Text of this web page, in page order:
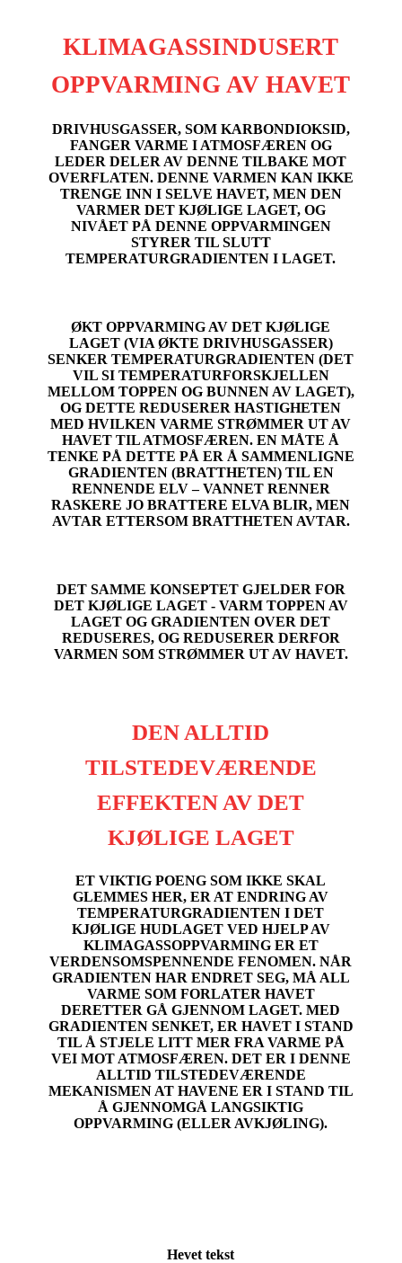
KLIMAGASSINDUSERT
OPPVARMING AV HAVET
DRIVHUSGASSER, SOM KARBONDIOKSID,
FANGER VARME I ATMOSFÆREN OG
LEDER DELER AV DENNE TILBAKE MOT
OVERFLATEN. DENNE VARMEN KAN IKKE
TRENGE INN I SELVE HAVET, MEN DEN
VARMER DET KJØLIGE LAGET, OG
NIVÅET PÅ DENNE OPPVARMINGEN
STYRER TIL SLUTT
TEMPERATURGRADIENTEN I LAGET.
ØKT OPPVARMING AV DET KJØLIGE
LAGET (VIA ØKTE DRIVHUSGASSER)
SENKER TEMPERATURGRADIENTEN (DET
VIL SI TEMPERATURFORSKJELLEN
MELLOM TOPPEN OG BUNNEN AV LAGET),
OG DETTE REDUSERER HASTIGHETEN
MED HVILKEN VARME STRØMMER UT AV
HAVET TIL ATMOSFÆREN. EN MÅTE Å
TENKE PÅ DETTE PÅ ER Å SAMMENLIGNE
GRADIENTEN (BRATTHETEN) TIL EN
RENNENDE ELV – VANNET RENNER
RASKERE JO BRATTERE ELVA BLIR, MEN
AVTAR ETTERSOM BRATTHETEN AVTAR.
DET SAMME KONSEPTET GJELDER FOR
DET KJØLIGE LAGET - VARM TOPPEN AV
LAGET OG GRADIENTEN OVER DET
REDUSERES, OG REDUSERER DERFOR
VARMEN SOM STRØMMER UT AV HAVET.
DEN ALLTID
TILSTEDEVÆRENDE
EFFEKTEN AV DET
KJØLIGE LAGET
ET VIKTIG POENG SOM IKKE SKAL
GLEMMES HER, ER AT ENDRING AV
TEMPERATURGRADIENTEN I DET
KJØLIGE HUDLAGET VED HJELP AV
KLIMAGASSOPPVARMING ER ET
VERDENSOMSPENNENDE FENOMEN. NÅR
GRADIENTEN HAR ENDRET SEG, MÅ ALL
VARME SOM FORLATER HAVET
DERETTER GÅ GJENNOM LAGET. MED
GRADIENTEN SENKET, ER HAVET I STAND
TIL Å STJELE LITT MER FRA VARME PÅ
VEI MOT ATMOSFÆREN. DET ER I DENNE
ALLTID TILSTEDEVÆRENDE
MEKANISMEN AT HAVENE ER I STAND TIL
Å GJENNOMGÅ LANGSIKTIG
OPPVARMING (ELLER AVKJØLING).
Hevet tekst